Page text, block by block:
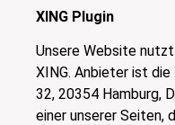
XING Plugin
Unsere Website
XING. Anbieter ist
32, 20354 Hamburg,
einer unserer Seiten,